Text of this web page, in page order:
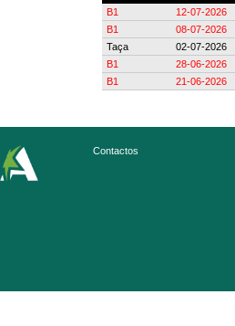
B1
12-07-2026
B1
08-07-2026
Taça
02-07-2026
B1
28-06-2026
B1
21-06-2026
Contactos